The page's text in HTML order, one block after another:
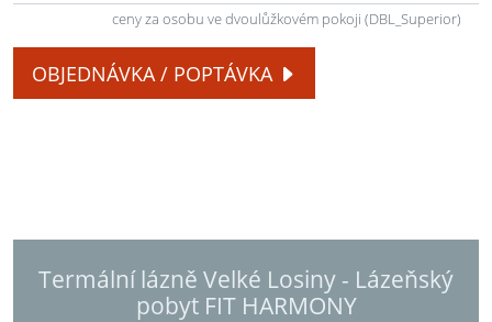
ceny za osobu ve dvoulůžkovém pokoji (DBL_Superior)
OBJEDNÁVKA / POPTÁVKA
Termální lázně Velké Losiny - Lázeňský
pobyt FIT HARMONY